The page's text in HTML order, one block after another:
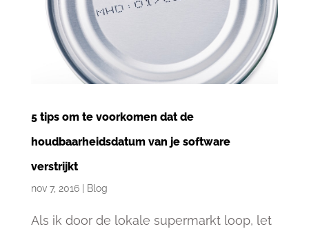
5 tips om te voorkomen dat de
houdbaarheidsdatum van je software
verstrijkt
nov 7, 2016| Blog
Als ik door de lokale supermarkt loop, let